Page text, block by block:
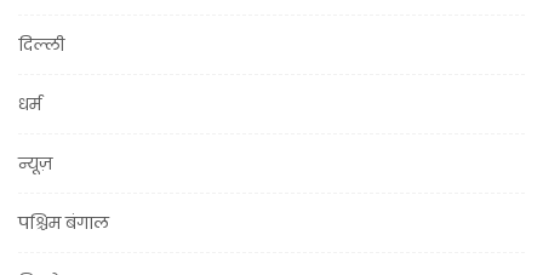
दिल्ली
धर्म
न्यूज़
पश्चिम बंगाल